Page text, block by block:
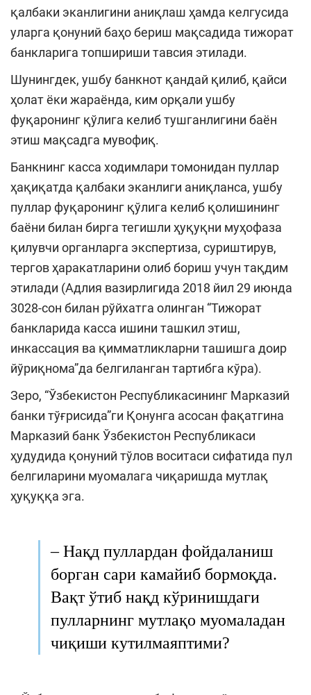
қалбаки эканлигини аниқлаш ҳамда келгусида
уларга қонуний баҳо бериш мақсадида тижорат
банкларига топшириши тавсия этилади.
Шунингдек, ушбу банкнот қандай қилиб, қайси
ҳолат ёки жараёнда, ким орқали ушбу
фуқаронинг қўлига келиб тушганлигини баён
этиш мақсадга мувофиқ.
Банкнинг касса ходимлари томонидан пуллар
ҳақиқатда қалбаки эканлиги аниқланса, ушбу
пуллар фуқаронинг қўлига келиб қолишининг
баёни билан бирга тегишли ҳуқуқни муҳофаза
қилувчи органларга экспертиза, суриштирув,
тергов ҳаракатларини олиб бориш учун тақдим
этилади (Адлия вазирлигида 2018 йил 29 июнда
3028-сон билан рўйхатга олинган “Тижорат
банкларида касса ишини ташкил этиш,
инкассация ва қимматликларни ташишга доир
йўриқнома”да белгиланган тартибга кўра).
Зеро, “Ўзбекистон Республикасининг Марказий
банки тўғрисида”ги Қонунга асосан фақатгина
Марказий банк Ўзбекистон Республикаси
ҳудудида қонуний тўлов воситаси сифатида пул
белгиларини муомалага чиқаришда мутлақ
ҳуқуққа эга.
– Нақд пуллардан фойдаланиш
борган сари камайиб бормоқда.
Вақт ўтиб нақд кўринишдаги
пулларнинг мутлақо муомаладан
чиқиши кутилмаяптими?